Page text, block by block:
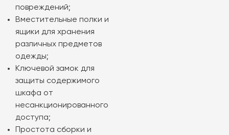
повреждений;
Вместительные полки и
ящики для хранения
различных предметов
одежды;
Ключевой замок для
защиты содержимого
шкафа от
несанкционированного
доступа;
Простота сборки и